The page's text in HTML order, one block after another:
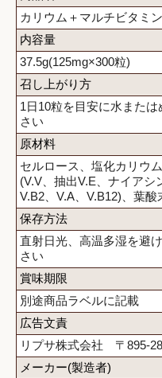
カリウム＋マルチビタミ
内容量
37.5g(125mg×300粒)
召し上がり方
1日10粒を目安に水また
さい
原材料
セルロース、塩化カリウ
(V.V、抽出V.E、ナイアシ
V.B2、V.A、V.B12)、葉
保存方法
直射日光、高温多湿を避
さい
賞味期限
別途商品ラベルに記載
広告文責
リプサ株式会社 〒895-
メーカー(製造者)